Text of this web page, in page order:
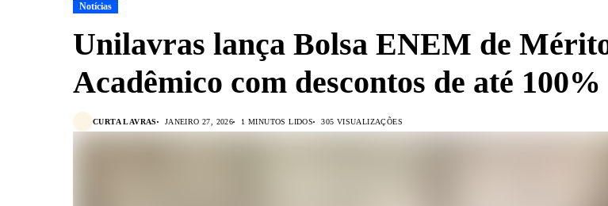
Notícias
Unilavras lança Bolsa ENEM de
Acadêmico com descontos de até 100%
CURTA LAVRAS JANEIRO 27, 2026 1 MINUTOS LIDOS 305 VISUALIZAÇÕES